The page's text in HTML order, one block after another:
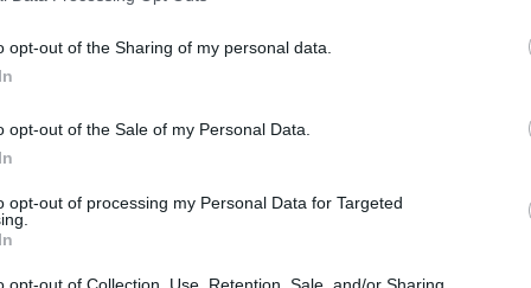
opt-out of the Sharing of my personal data.
opt-out of the Sale of my Personal Data.
opt-out of processing my Personal Data for Targeted
pećine, piše AP.
stiglo je u nedjelju na Maldive kako bi
sistem, ali su loši vremenski uslovi više puta
ronilaca još se istražuju.